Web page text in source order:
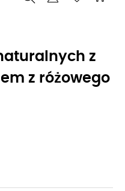
z
z różowego